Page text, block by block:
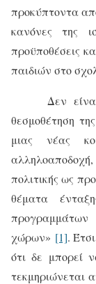
προκύπτοντα
κανόνες της
προϋποθέσεις
παιδιών στο
Δεν είναι
θεσμοθέτηση
μιας νέας
πολιτικής ως
θέματα
χώρων» [1].
ότι δε μπορεί
τεκμηριώνεται